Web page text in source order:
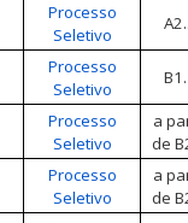
Processo
Seletivo
Processo
Seletivo
Processo
Seletivo
a
de
Processo
Seletivo
a
de